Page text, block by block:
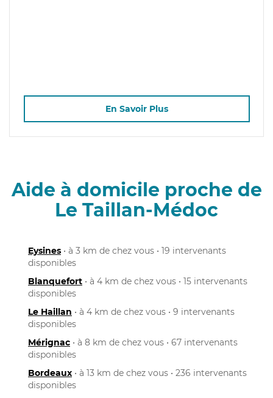
En Savoir Plus
Aide à domicile proche de
Le Taillan-Médoc
Eysines • à 3 km de chez vous • 19 intervenants
disponibles
Blanquefort • à 4 km de chez vous • 15 intervenants
disponibles
Le Haillan • à 4 km de chez vous • 9 intervenants
disponibles
Mérignac • à 8 km de chez vous • 67 intervenants
disponibles
Bordeaux • à 13 km de chez vous • 236 intervenants
disponibles